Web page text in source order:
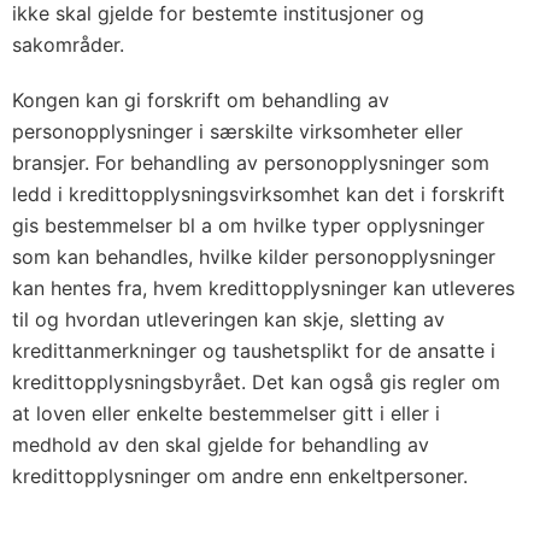
ikke skal gjelde for bestemte institusjoner og
sakområder.
Kongen kan gi forskrift om behandling av
personopplysninger i særskilte virksomheter eller
bransjer. For behandling av personopplysninger som
ledd i kredittopplysningsvirksomhet kan det i forskrift
gis bestemmelser bl a om hvilke typer opplysninger
som kan behandles, hvilke kilder personopplysninger
kan hentes fra, hvem kredittopplysninger kan utleveres
til og hvordan utleveringen kan skje, sletting av
kredittanmerkninger og taushetsplikt for de ansatte i
kredittopplysningsbyrået. Det kan også gis regler om
at loven eller enkelte bestemmelser gitt i eller i
medhold av den skal gjelde for behandling av
kredittopplysninger om andre enn enkeltpersoner.